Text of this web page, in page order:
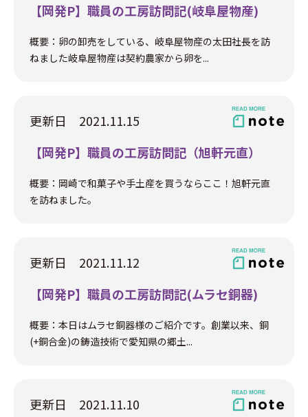
【岡発P】職員の工房訪問記(岐阜屋物産)
概要：卵の卸売をしている、岐阜屋物産の太田社長を訪
ねました岐阜屋物産は契約農家から卵を...
更新日 2021.11.15
【岡発P】職員の工房訪問記（旭軒元直）
概要：岡崎で和菓子や手土産を買うならここ！旭軒元直
を訪ねました。
更新日 2021.11.12
【岡発P】職員の工房訪問記(ムラセ銅器)
概要：本日はムラセ銅器様のご紹介です。創業以来、銅
(+銅合金)の鋳造技術で愛知県の郷土...
更新日 2021.11.10